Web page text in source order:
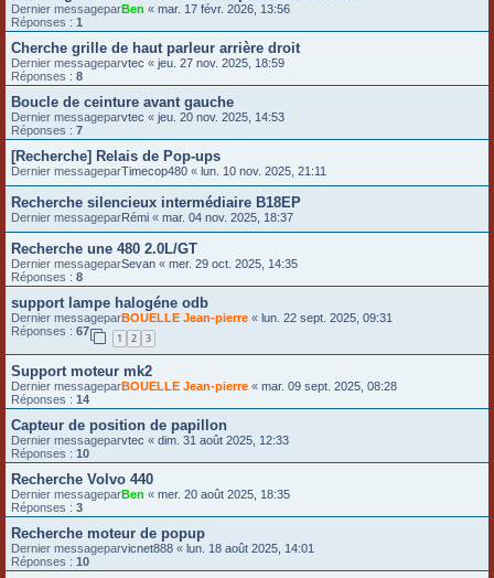
Dernier messageparBen « mar. 17 févr. 2026, 13:56
Réponses : 1
Cherche grille de haut parleur arrière droit
Dernier messageparvtec « jeu. 27 nov. 2025, 18:59
Réponses : 8
Boucle de ceinture avant gauche
Dernier messageparvtec « jeu. 20 nov. 2025, 14:53
Réponses : 7
[Recherche] Relais de Pop-ups
Dernier messageparTimecop480 « lun. 10 nov. 2025, 21:11
Recherche silencieux intermédiaire B18EP
Dernier messageparRémi « mar. 04 nov. 2025, 18:37
Recherche une 480 2.0L/GT
Dernier messageparSevan « mer. 29 oct. 2025, 14:35
Réponses : 8
support lampe halogéne odb
Dernier messageparBOUELLE Jean-pierre « lun. 22 sept. 2025, 09:31
Réponses : 67
1 2 3
Support moteur mk2
Dernier messageparBOUELLE Jean-pierre « mar. 09 sept. 2025, 08:28
Réponses : 14
Capteur de position de papillon
Dernier messageparvtec « dim. 31 août 2025, 12:33
Réponses : 10
Recherche Volvo 440
Dernier messageparBen « mer. 20 août 2025, 18:35
Réponses : 3
Recherche moteur de popup
Dernier messageparvicnet888 « lun. 18 août 2025, 14:01
Réponses : 10